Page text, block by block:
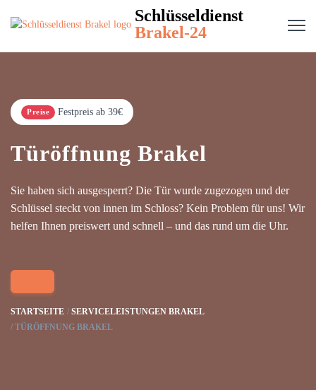
Schlüsseldienst
Brakel-24
Preise Festpreis ab 39€
Türöffnung Brakel
Sie haben sich ausgesperrt? Die Tür wurde zugezogen und der
Schlüssel steckt von innen im Schloss? Kein Problem für uns! Wir
helfen Ihnen preiswert und schnell – und das rund um die Uhr.
STARTSEITE
SERVICELEISTUNGEN BRAKEL
TÜRÖFFNUNG BRAKEL